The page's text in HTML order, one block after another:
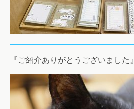
『ご紹介ありがとうございました』